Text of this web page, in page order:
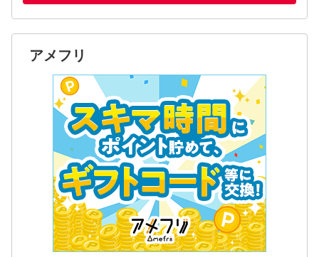
アメフリ